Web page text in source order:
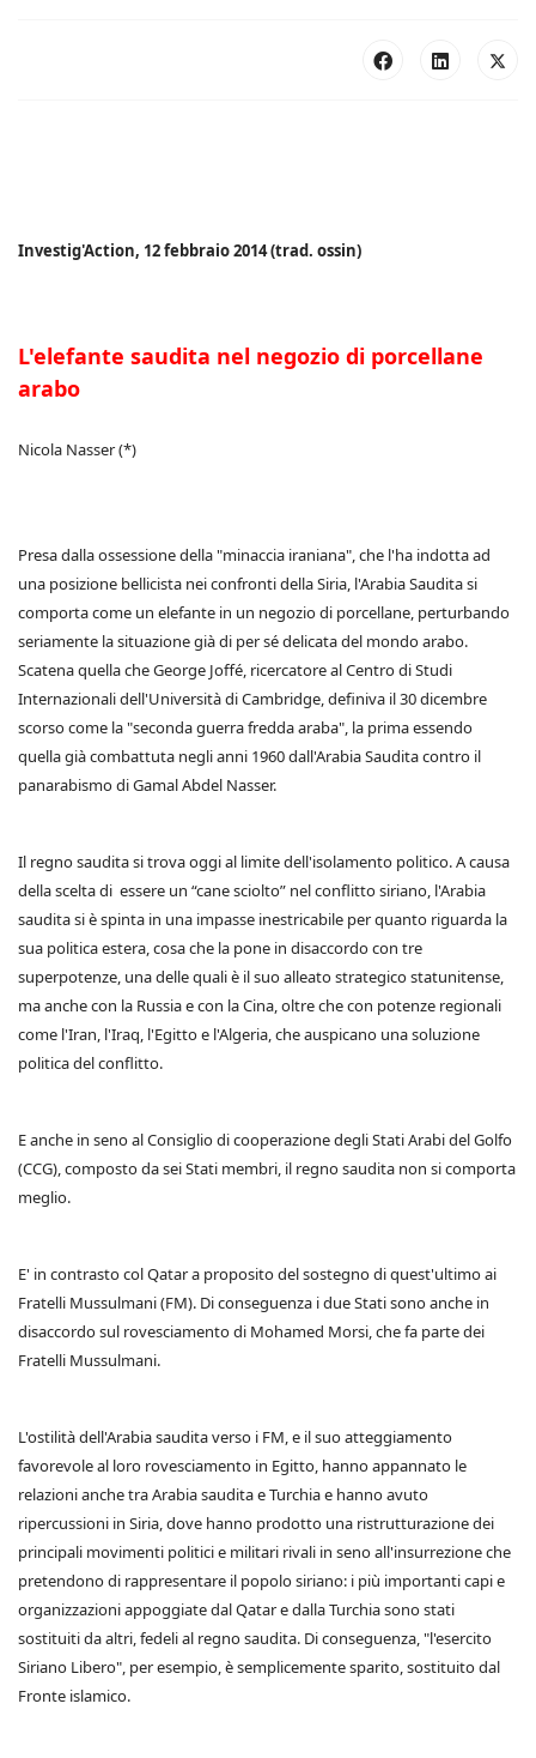
Investig'Action, 12 febbraio 2014 (trad. ossin)
L'elefante saudita nel negozio di porcellane
arabo
Nicola Nasser (*)
Presa dalla ossessione della "minaccia iraniana", che l'ha indotta ad
una posizione bellicista nei confronti della Siria, l'Arabia Saudita si
comporta come un elefante in un negozio di porcellane, perturbando
seriamente la situazione già di per sé delicata del mondo arabo.
Scatena quella che George Joffé, ricercatore al Centro di Studi
Internazionali dell'Università di Cambridge, definiva il 30 dicembre
scorso come la "seconda guerra fredda araba", la prima essendo
quella già combattuta negli anni 1960 dall'Arabia Saudita contro il
panarabismo di Gamal Abdel Nasser.
Il regno saudita si trova oggi al limite dell'isolamento politico. A causa
della scelta di essere un “cane sciolto” nel conflitto siriano, l'Arabia
saudita si è spinta in una impasse inestricabile per quanto riguarda la
sua politica estera, cosa che la pone in disaccordo con tre
superpotenze, una delle quali è il suo alleato strategico statunitense,
ma anche con la Russia e con la Cina, oltre che con potenze regionali
come l'Iran, l'Iraq, l'Egitto e l'Algeria, che auspicano una soluzione
politica del conflitto.
E anche in seno al Consiglio di cooperazione degli Stati Arabi del Golfo
(CCG), composto da sei Stati membri, il regno saudita non si comporta
meglio.
E' in contrasto col Qatar a proposito del sostegno di quest'ultimo ai
Fratelli Mussulmani (FM). Di conseguenza i due Stati sono anche in
disaccordo sul rovesciamento di Mohamed Morsi, che fa parte dei
Fratelli Mussulmani.
L'ostilità dell'Arabia saudita verso i FM, e il suo atteggiamento
favorevole al loro rovesciamento in Egitto, hanno appannato le
relazioni anche tra Arabia saudita e Turchia e hanno avuto
ripercussioni in Siria, dove hanno prodotto una ristrutturazione dei
principali movimenti politici e militari rivali in seno all'insurrezione che
pretendono di rappresentare il popolo siriano: i più importanti capi e
organizzazioni appoggiate dal Qatar e dalla Turchia sono stati
sostituiti da altri, fedeli al regno saudita. Di conseguenza, "l'esercito
Siriano Libero", per esempio, è semplicemente sparito, sostituito dal
Fronte islamico.